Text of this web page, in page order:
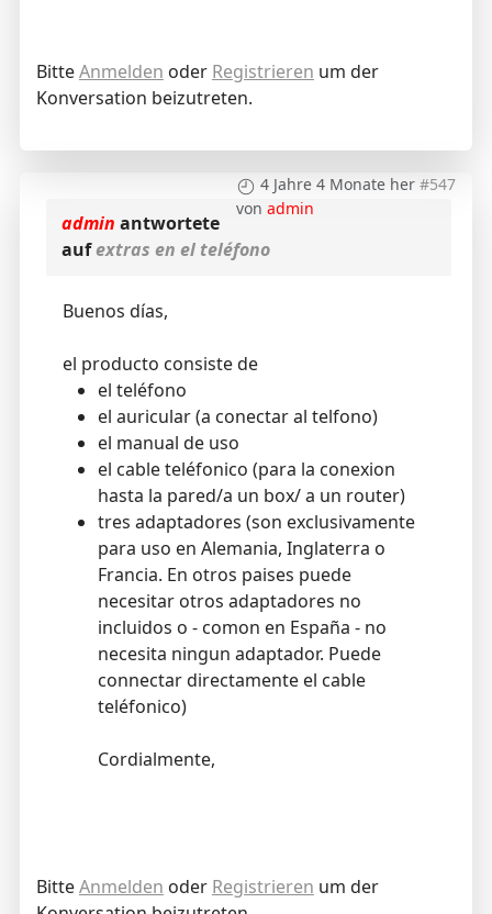
BitteAnmelden oder Registrieren um der
Konversation beizutreten.
4 Jahre 4 Monate her #547
vonadmin
admin antwortete
aufextras en el teléfono
Buenos días,
el producto consiste de
el teléfono
el auricular (a conectar al telfono)
el manual de uso
el cable teléfonico (para la conexion
hasta la pared/a un box/ a un router)
tres adaptadores (son exclusivamente
para uso en Alemania, Inglaterra o
Francia. En otros paises puede
necesitar otros adaptadores no
incluidos o - comon en España - no
necesita ningun adaptador. Puede
connectar directamente el cable
teléfonico)
Cordialmente,
BitteAnmelden oder Registrieren um der